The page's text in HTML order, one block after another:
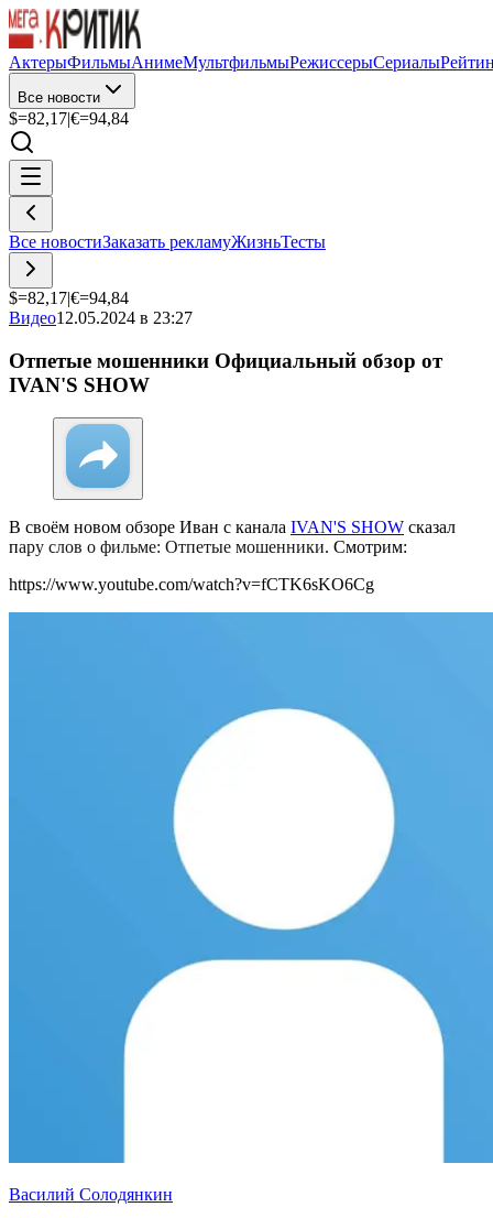
АктерыФильмыАнимеМультфильмыРежиссерыСериалы
Все новости
$=82,17|€=94,84
Все новостиЗаказать рекламуЖизньТесты
$=82,17|€=94,84
Видео12.05.2024 в 23:27
Oтпетые мошенники Официальный обзор от
IVAN'S SHOW
В своём новом обзоре Иван с канала IVAN'S SHOW сказал
пару слов о фильме: Отпетые мошенники. Смотрим:
https://www.youtube.com/watch?v=fCTK6sKO6Cg
Василий Солодянкин